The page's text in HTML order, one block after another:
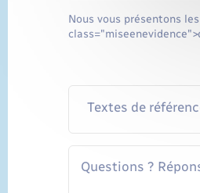
Nous vous présentons
Textes de
Questions ?